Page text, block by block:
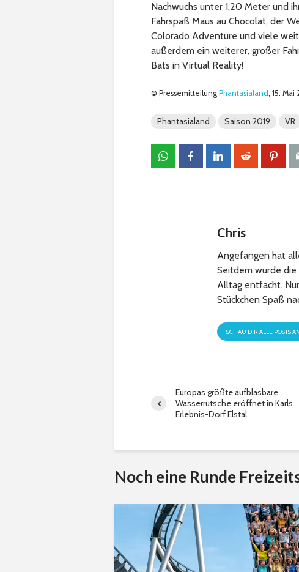
Nachwuchs unter 1,20 Meter und
Fahrspaß Maus au Chocolat, der
Colorado Adventure und viele
außerdem ein weiterer, großer
Bats in Virtual Reality!
© Pressemitteilung Phantasialand, 15. Mai
Phantasialand Saison 2019 VR
Chris
Angefangen hat
Seitdem wurde die
Alltag entfacht.
Stückchen Spaß
SCHAU DIR ALLE POSTS
Europas größte aufblasbare
Wasserrutsche eröffnet in Karls
Erlebnis-Dorf Elstal
Noch eine Runde